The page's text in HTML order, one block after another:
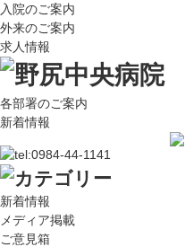
入院のご案内
外来のご案内
求人情報
各部署のご案内
新着情報
新着情報
メディア掲載
ご意見箱